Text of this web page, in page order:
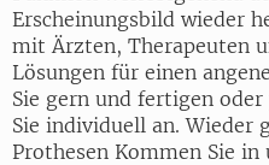
Erscheinungsbild wieder
mit Ärzten, Therapeuten
Lösungen für einen
Sie gern und fertigen
Sie individuell an. Wieder
Prothesen Kommen Sie